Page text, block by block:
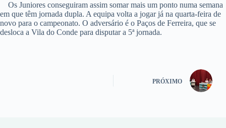
Os Juniores conseguiram assim somar mais um ponto numa semana
em que têm jornada dupla. A equipa volta a jogar já na quarta-feira de
novo para o campeonato. O adversário é o Paços de Ferreira, que se
desloca a Vila do Conde para disputar a 5ª jornada.
PRÓXIMO